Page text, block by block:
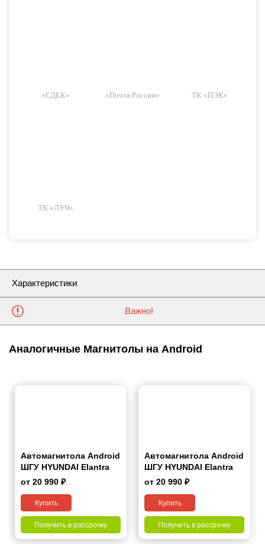
«СДЕК» «Почта России» ТК «ПЭК»
ТК «ЛУЧ»
Характеристики
Важно!
Аналогичные Магнитолы на Android
Автомагнитола Android
ШГУ HYUNDAI Elantra
(AD) 2016-2018, Avante
от 20 990 ₽
Купить
Получить в рассрочку
Автомагнитола Android
ШГУ HYUNDAI Elantra
(MD) 2014-2016, Avante
от 20 990 ₽
Купить
Получить в рассрочку